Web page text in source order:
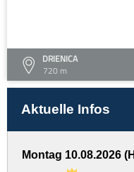
DRIENICA
720 m
Aktuelle Infos
Montag 10.08.2026